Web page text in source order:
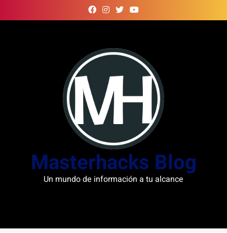
to
Masterhacks Blog
Un mundo de información a tu alcance